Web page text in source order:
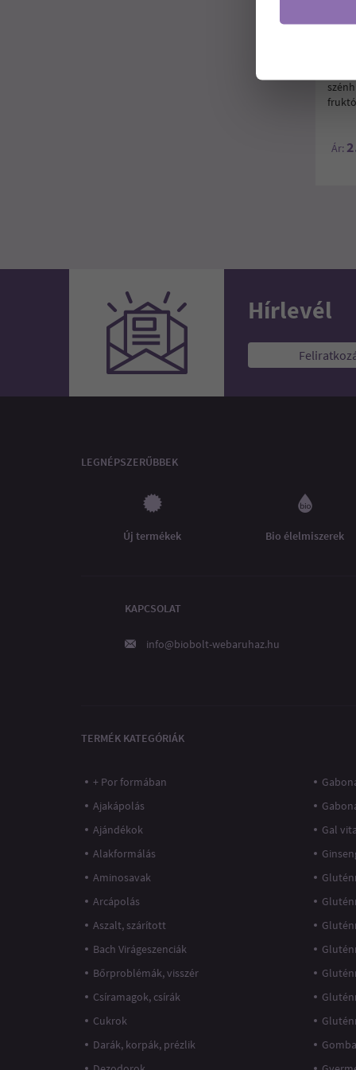
Ár:
Hírlevél
LEGNÉPSZERŰBBEK
Új termékek Bio élelmiszerek
KAPCSOLAT
info@biobolt-webaruhaz.hu
TERMÉK KATEGÓRIÁK
+ Por formában
Ajakápolás
Ajándékok
Alakformálás
Aminosavak
Arcápolás
Aszalt, szárított
Bach Virágeszenciák
Bőrproblémák, visszér
Csíramagok, csírák
Cukrok
Darák, korpák, prézlik
Gal